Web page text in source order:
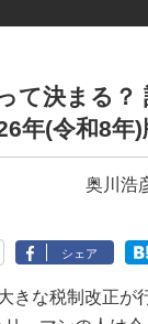
て決まる？
年(令和8年)
奥川浩
シェア
きな税制改正が